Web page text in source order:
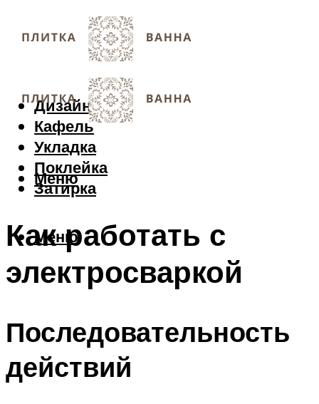
Дизайн
Кафель
Укладка
Поклейка
Затирка
Меню
Меню
Как работать с
электросваркой
Последовательность
действий